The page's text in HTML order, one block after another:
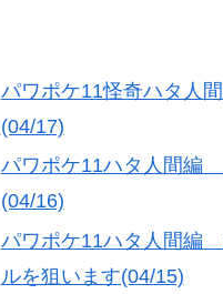
パワポケ11怪奇ハタ人
(04/17)
パワポケ11ハタ人間編
(04/16)
パワポケ11ハタ人間編
ルを狙います(04/15)